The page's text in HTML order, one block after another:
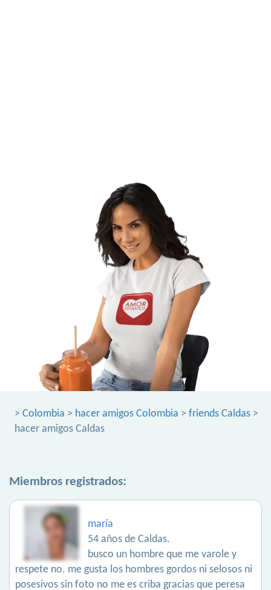
> Colombia > hacer amigos Colombia > friends Caldas >
hacer amigos Caldas
Miembros registrados:
maría
54 años de Caldas.
busco un hombre que me varole y
respete no. me gusta los hombres gordos ni selosos ni
posesivos sin foto no me es criba gracias que peresa